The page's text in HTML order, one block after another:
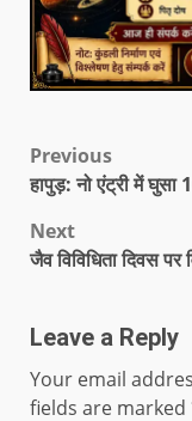
Previous
हापुड़: नो एंट्री में घुसा
Next
जैव विविधिता दिवस पर
Leave a Reply
Your email
fields are marked